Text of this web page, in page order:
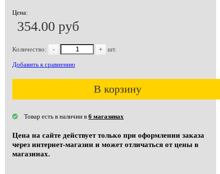
Цена:
354.00 руб
Количество: - + шт.
Добавить к сравнению
В корзину
Товар есть в наличии в 6 магазинах
Цена на сайте действует только при оформлении заказа
через интернет-магазин и может отличаться от цены в
магазинах.